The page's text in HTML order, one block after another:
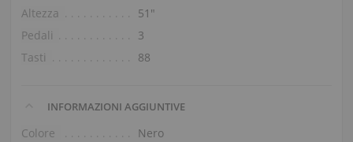
Altezza
51″
Pedali
3
Tasti
88
INFORMAZIONI AGGIUNTIVE
Colore
Nero